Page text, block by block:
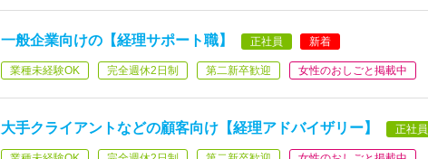
一般企業向けの【経理サポート職】 正社員 新着
業種未経験OK 完全週休2日制 第二新卒歓迎 女性のおしごと掲載中
大手クライアントなどの顧客向け【経理アドバイザリー】 正社員